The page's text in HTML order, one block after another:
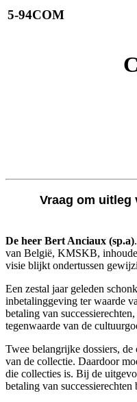
5-94COM
Vraag om uitleg
De heer Bert Anciaux (sp.a)
van België, KMSKB,
visie blijkt ondertussen
Een zestal jaar geleden
inbetalinggeving ter waarde
betaling van
tegenwaarde van de
Twee belangrijke dossiers,
van de collectie. Daardoor
die collecties is. Bij de
betaling van